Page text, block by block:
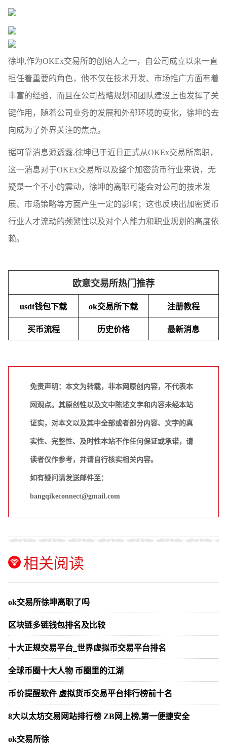
徐坤,作为OKEx交易所的创始人之一，自公司成立以来一直
担任着重要的角色，他不仅在技术开发、市场推广方面有着
丰富的经验，而且在公司战略规划和团队建设上也发挥了关
键作用，随着公司业务的发展和外部环境的变化，徐坤的去
向成为了外界关注的焦点。
据可靠消息源透露,徐坤已于近日正式从OKEx交易所离职，
这一消息对于OKEx交易所以及整个加密货币行业来说，无
疑是一个不小的震动，徐坤的离职可能会对公司的技术发
展、市场策略等方面产生一定的影响；这也反映出加密货币
行业人才流动的频繁性以及对个人能力和职业规划的高度依
赖。
欧意交易所热门推荐
usdt钱包下载 ok交易所下载 注册教程
买币流程 历史价格 最新消息
免责声明：本文为转载，非本网原创内容，不代表本
网观点。其原创性以及文中陈述文字和内容未经本站
证实，对本文以及其中全部或者部分内容、文字的真
实性、完整性、及时性本站不作任何保证或承诺，请
读者仅作参考，并请自行核实相关内容。
如有疑问请发送邮件至：
bangqikeconnect@gmail.com
相关阅读
ok交易所徐坤离职了吗
区块链多链钱包排名及比较
十大正规交易平台_世界虚拟币交易平台排名
全球币圈十大人物 币圈里的江湖
币价提醒软件 虚拟货币交易平台排行榜前十名
8大以太坊交易网站排行榜 ZB网上榜,第一便捷安全
ok交易所徐